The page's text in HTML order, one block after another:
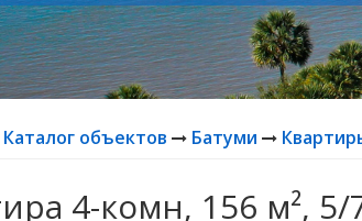
Каталог объектов Батуми
4-комн, 156 м²,